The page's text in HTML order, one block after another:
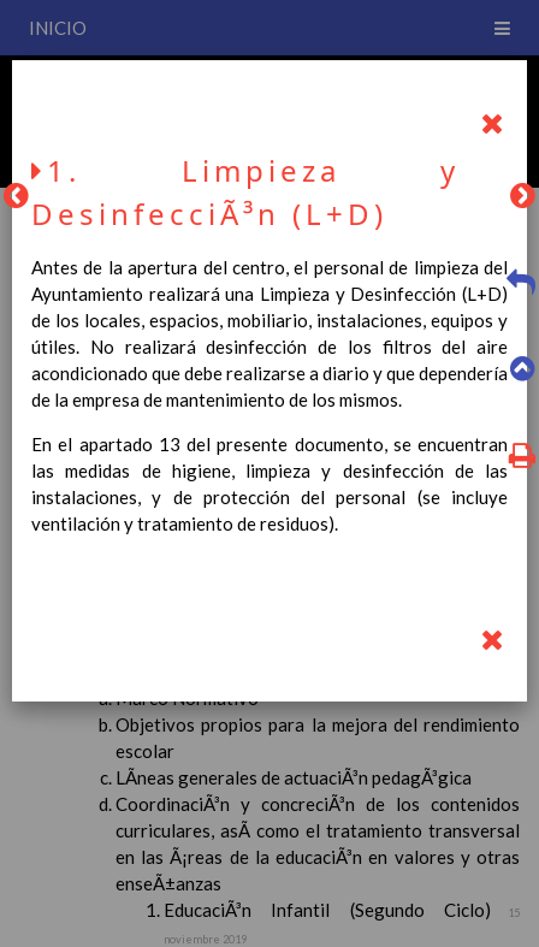
INICIO
PLAN DE CENTRO
La entrada en vigor del Real Decreto 126/2014, de 28 de
febrero, por el que se establece el currículo básico de la
Educación Primaria, se ha hecho necesario la revisión y
adecuación de nuestro Plan de Centro a esta normativa, el cual
usted podrá consultar desde este sitio web.
Esperamos que sea de su interés.
Marco Normativo
Objetivos propios para la mejora del rendimiento
escolar
LÃ­neas generales de actuaciÃ³n pedagÃ³gica
CoordinaciÃ³n y concreciÃ³n de los contenidos
curriculares, asÃ­ como el tratamiento transversal
en las Ã¡reas de la educaciÃ³n en valores y otras
enseÃ±anzas
EducaciÃ³n Infantil (Segundo Ciclo)
15
noviembre 2019
1. Limpieza y
DesinfecciÃ³n (L+D)
Antes de la apertura del centro, el personal de limpieza del
Ayuntamiento realizará una Limpieza y Desinfección (L+D)
de los locales, espacios, mobiliario, instalaciones, equipos y
útiles. No realizará desinfección de los filtros del aire
acondicionado que debe realizarse a diario y que dependería
de la empresa de mantenimiento de los mismos.
En el apartado 13 del presente documento, se encuentran
las medidas de higiene, limpieza y desinfección de las
instalaciones, y de protección del personal (se incluye
ventilación y tratamiento de residuos).